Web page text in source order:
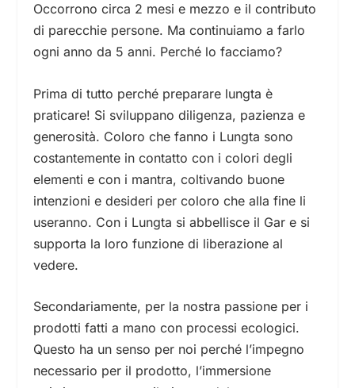
Occorrono circa 2 mesi e mezzo e il contributo
di parecchie persone. Ma continuiamo a farlo
ogni anno da 5 anni. Perché lo facciamo?
Prima di tutto perché preparare lungta è
praticare! Si sviluppano diligenza, pazienza e
generosità. Coloro che fanno i Lungta sono
costantemente in contatto con i colori degli
elementi e con i mantra, coltivando buone
intenzioni e desideri per coloro che alla fine li
useranno. Con i Lungta si abbellisce il Gar e si
supporta la loro funzione di liberazione al
vedere.
Secondariamente, per la nostra passione per i
prodotti fatti a mano con processi ecologici.
Questo ha un senso per noi perché l’impegno
necessario per il prodotto, l’immersione